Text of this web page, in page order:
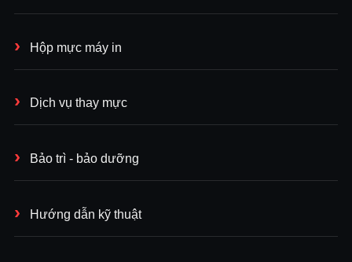
Hộp mực máy in
Dịch vụ thay mực
Bảo trì - bảo dưỡng
Hướng dẫn kỹ thuật